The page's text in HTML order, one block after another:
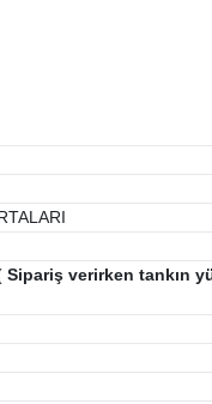
Sipariş verirken tankın